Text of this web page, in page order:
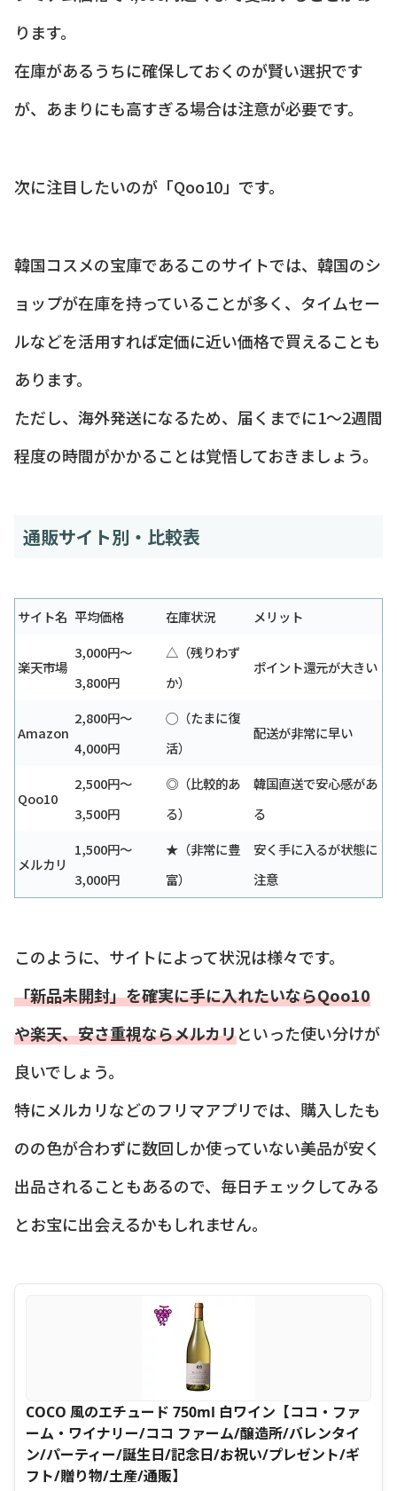
ります。
在庫があるうちに確保しておくのが賢い選択です
が、あまりにも高すぎる場合は注意が必要です。
次に注目したいのが「Qoo10」です。
韓国コスメの宝庫であるこのサイトでは、韓国のシ
ョップが在庫を持っていることが多く、タイムセー
ルなどを活用すれば定価に近い価格で買えることも
あります。
ただし、海外発送になるため、届くまでに1〜2週間
程度の時間がかかることは覚悟しておきましょう。
通販サイト別・比較表
サイト名 平均価格 在庫状況 メリット
楽天市場
3,000円〜
3,800円
△（残りわず
か）
ポイント還元が大きい
Amazon
2,800円〜
4,000円
◯（たまに復
活）
配送が非常に早い
Qoo10
2,500円〜
3,500円
◎（比較的あ
る）
韓国直送で安心感があ
る
メルカリ
1,500円〜
3,000円
★（非常に豊
富）
安く手に入るが状態に
注意
このように、サイトによって状況は様々です。
「新品未開封」を確実に手に入れたいならQoo10
や楽天、安さ重視ならメルカリといった使い分けが
良いでしょう。
特にメルカリなどのフリマアプリでは、購入したも
のの色が合わずに数回しか使っていない美品が安く
出品されることもあるので、毎日チェックしてみる
とお宝に出会えるかもしれません。
COCO 風のエチュード 750ml 白ワイン【ココ・ファ
ーム・ワイナリー/ココ ファーム/醸造所/バレンタイ
ン/パーティー/誕生日/記念日/お祝い/プレゼント/ギ
フト/贈り物/土産/通販】